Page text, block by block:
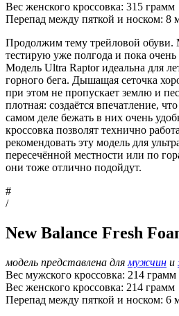
Вес женского кроссовка: 315 грамм
Перепад между пяткой и носком: 8
Продолжим тему трейловой обуви.
тестирую уже полгода и пока
Модель Ultra Raptor идеальна для
горного бега. Дышащая сеточка
при этом не пропускает землю и
плотная: создаётся впечатление,
самом деле бежать в них очень
кроссовка позволят технично
рекомендовать эту модель для
пересечённой местности или по
они тоже отлично подойдут.
#
/
New Balance Fresh
модель представлена для мужчин и
Вес мужского кроссовка: 214 грамм
Вес женского кроссовка: 214 грамм
Перепад между пяткой и носком: 6